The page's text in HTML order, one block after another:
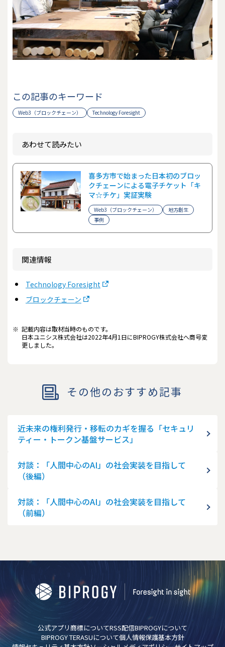
この記事のキーワード
Web3（ブロックチェーン） Technology Foresight
あわせて読みたい
喜多方市で始まった日本初のブロッ
クチェーンによる電子チケット「キ
マ☆チケ」実証実験
Web3（ブロックチェーン）
地方創生
事例
関連情報
Technology Foresight
ブロックチェーン
※ 記載内容は取材当時のものです。
日本ユニシス株式会社は2022年4月1日にBIPROGY株式会社へ商号変
更しました。
その他のおすすめ記事
近未来の権利発行・移転のカギを握る「セキュリ
ティー・トークン基盤サービス」
対談：「人間中心のAI」の社会実装を目指して
（後編）
対談：「人間中心のAI」の社会実装を目指して
（前編）
公式アプリ 商標についてRSS配信BIPROGYについて
BIPROGY TERASUについて個人情報保護基本方針